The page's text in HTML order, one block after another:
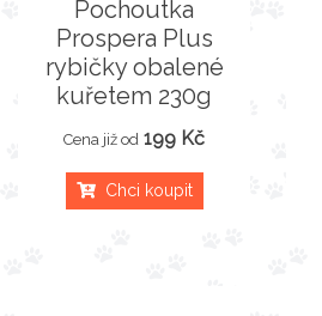
Pochoutka
Prospera Plus
rybičky obalené
kuřetem 230g
Cena již od 199 Kč
Chci koupit